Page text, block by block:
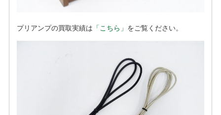
プリアンプの買取実績は 「こちら」 をご覧ください。